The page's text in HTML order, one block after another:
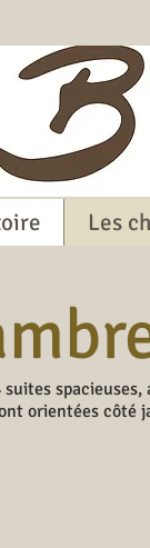
orientées côté
Les